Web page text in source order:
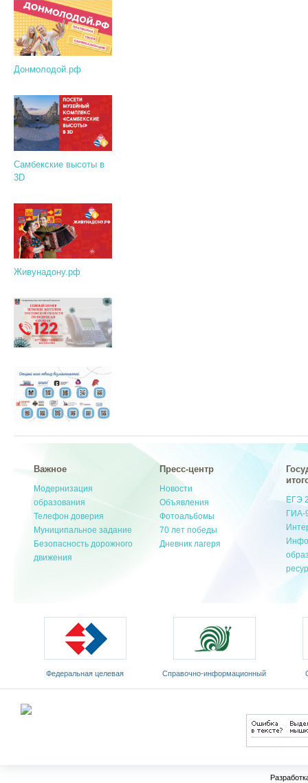
Донмолодой.рф
Самбекские высоты в
3D
Живунадону.рф
Важное
Модернизация
образования
Телефон доверия
Муниципальное задание
Безопасность дорожного
движения
Пресс-центр
Новости
Объявления
Фотоальбомы
70 лет победы
Дневник лагеря
ЕГЭ
ГИА-
Федеральная целевая
программа развития
Cправочно-информационный
портал «Русский язык»